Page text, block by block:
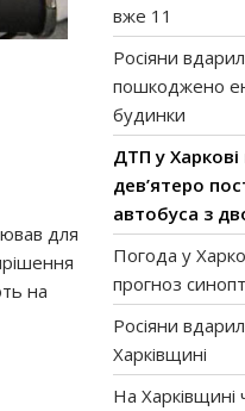
для
на
вже 11
Росіяни
пошкоджено
будинки
ДТП у
дев’ятеро
автобуса з
Погода у
прогноз
Росіяни
Харківщині
На Харківщині